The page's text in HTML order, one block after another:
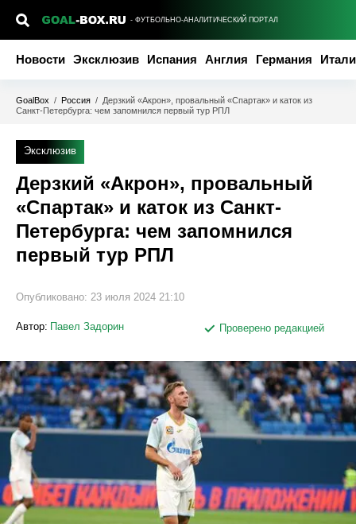
- ФУТБОЛЬНО-АНАЛИТИЧЕСКИЙ ПОРТАЛ
Новости Эксклюзив Испания Англия Германия
GoalBox / Россия / Дерзкий «Акрон», провальный «Спартак» и каток из
Санкт-Петербурга: чем запомнился первый тур РПЛ
Эксклюзив
Дерзкий «Акрон», провальный
«Спартак» и каток из Санкт-
Петербурга: чем запомнился
первый тур РПЛ
Опубликовано: 23 июля 2024 21:10
Автор: Павел Задорин Проверено редакцией